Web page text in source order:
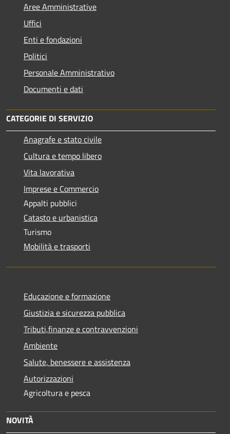
Aree Amministrative
Uffici
Enti e fondazioni
Politici
Personale Amministrativo
Documenti e dati
CATEGORIE DI SERVIZIO
Anagrafe e stato civile
Cultura e tempo libero
Vita lavorativa
Imprese e Commercio
Appalti pubblici
Catasto e urbanistica
Turismo
Mobilità e trasporti
Educazione e formazione
Giustizia e sicurezza pubblica
Tributi,finanze e contravvenzioni
Ambiente
Salute, benessere e assistenza
Autorizzazioni
Agricoltura e pesca
NOVITÀ